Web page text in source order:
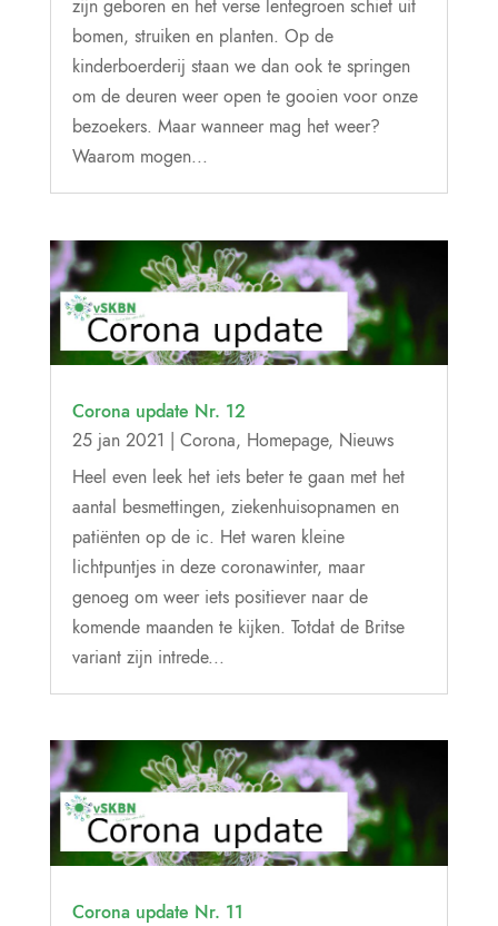
zijn geboren en het verse lentegroen schiet uit
bomen, struiken en planten. Op de
kinderboerderij staan we dan ook te springen
om de deuren weer open te gooien voor onze
bezoekers. Maar wanneer mag het weer?
Waarom mogen...
Corona update Nr. 12
25 jan 2021 | Corona, Homepage, Nieuws
Heel even leek het iets beter te gaan met het
aantal besmettingen, ziekenhuisopnamen en
patiënten op de ic. Het waren kleine
lichtpuntjes in deze coronawinter, maar
genoeg om weer iets positiever naar de
komende maanden te kijken. Totdat de Britse
variant zijn intrede...
Corona update Nr. 11